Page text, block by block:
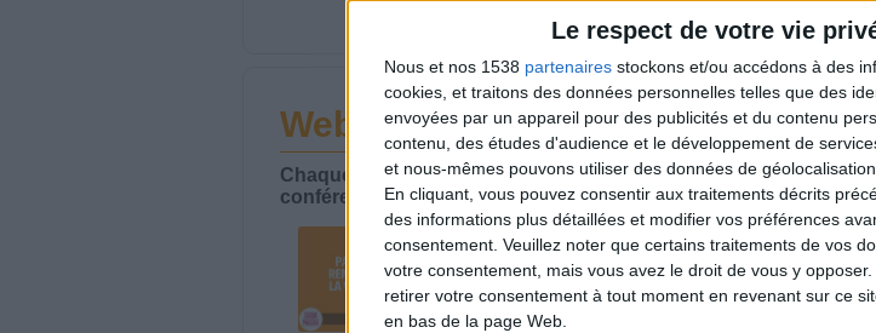
Le respect de votre vie
Nous et nos 1538 partenaires stockons et/ou accédons à des
cookies, et traitons des données personnelles telles que des
envoyées par un appareil pour des publicités et du contenu
contenu, des études d'audience et le développement de
et nous-mêmes pouvons utiliser des données de
En cliquant, vous pouvez consentir aux traitements décrits
des informations plus détaillées et modifier vos préférences
consentement. Veuillez noter que certains traitements de vos
votre consentement, mais vous avez le droit de vous y
retirer votre consentement à tout moment en revenant sur ce
en bas de la page Web.
Webinaires en direct
Chaque semaine, posez vos questions en live en participant à
conférences avec Jean-Michel et les diététiciennes du